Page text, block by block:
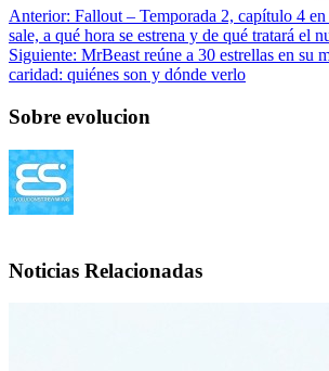
Anterior: Fallout – Temporada 2, capítulo 4
sale, a qué hora se estrena y de qué tratará el
Siguiente: MrBeast reúne a 30 estrellas en su
caridad: quiénes son y dónde verlo
Sobre evolucion
Noticias Relacionadas